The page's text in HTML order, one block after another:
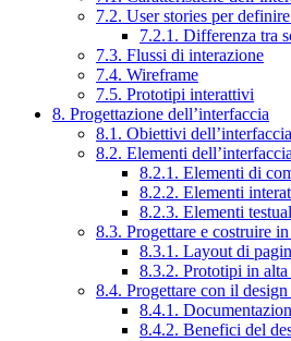
7.2. User stories per
7.2.1. Differenza tra
7.3. Flussi di interazione
7.4. Wireframe
7.5. Prototipi interattivi
8. Progettazione dell’interfaccia
8.1. Obiettivi dell’interfaccia
8.2. Elementi dell’interfaccia
8.2.1. Elementi di
8.2.2. Elementi
8.2.3. Elementi
8.3. Progettare e costruire
8.3.1. Layout di
8.3.2. Prototipi in alta
8.4. Progettare con il
8.4.1.
8.4.2. Benefici del